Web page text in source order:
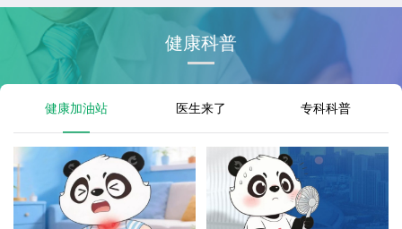
健康科普
健康加油站 医生来了 专科科普